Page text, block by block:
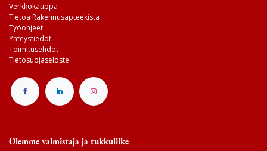
Verkkokauppa
Tietoa Rakennusapteekista
Työohjeet
Yhteystiedot
Toimitusehdot
Tietosuojaseloste
Olemme valmistaja ja tukkuliike